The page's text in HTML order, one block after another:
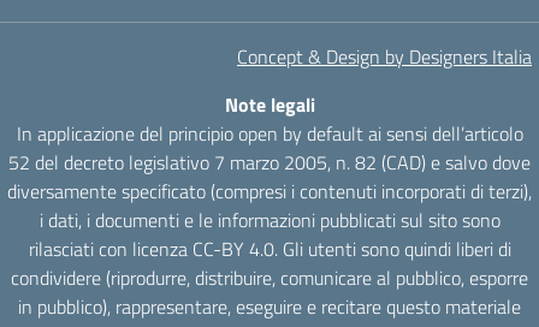
Concept & Design by Designers Italia
Note legali
In applicazione del principio open by default ai sensi dell’articolo
52 del decreto legislativo 7 marzo 2005, n. 82 (CAD) e salvo dove
diversamente specificato (compresi i contenuti incorporati di terzi),
i dati, i documenti e le informazioni pubblicati sul sito sono
rilasciati con licenza CC-BY 4.0. Gli utenti sono quindi liberi di
condividere (riprodurre, distribuire, comunicare al pubblico, esporre
in pubblico), rappresentare, eseguire e recitare questo materiale